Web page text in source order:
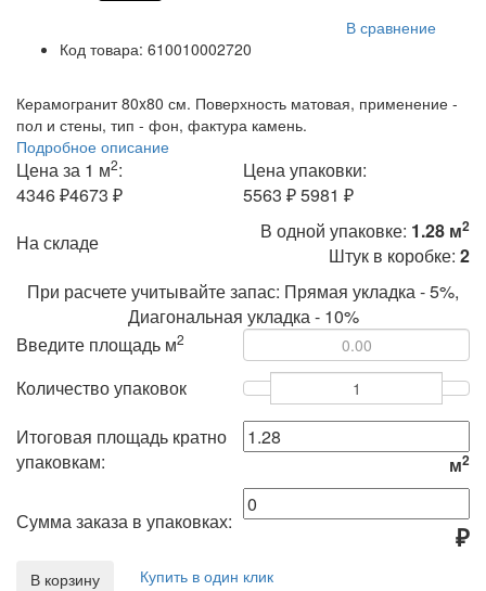
В сравнение
Код товара: 610010002720
Керамогранит 80x80 см. Поверхность матовая, применение -
пол и стены, тип - фон, фактура камень.
Подробное описание
Цена за 1 м2:
4346 ₽4673 ₽
Цена упаковки:
5563 ₽5981 ₽
На складе
В одной упаковке: 1.28 м2
Штук в коробке: 2
При расчете учитывайте запас: Прямая укладка - 5%,
Диагональная укладка - 10%
Введите площадь м2
Количество упаковок
Итоговая площадь кратно
упаковкам:
м2
Сумма заказа в упаковках: ₽
В корзину
Купить в один клик